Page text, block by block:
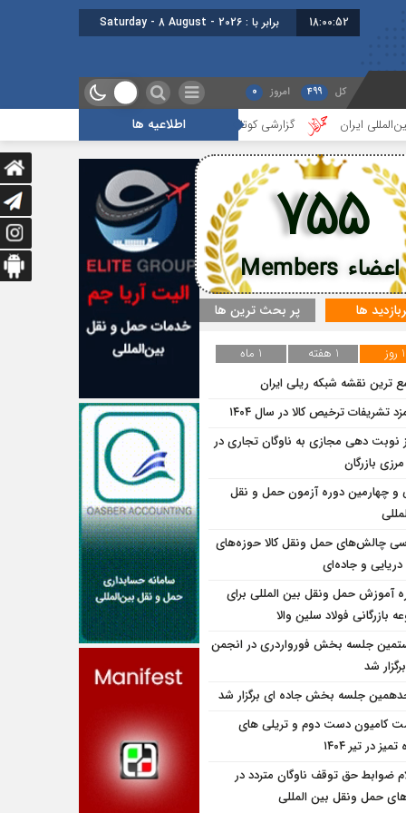
18:00:52 برابر با : Saturday - 8 August - 2026
کل 499 امروز 0
اطلاعیه هاگزارشی کوتاه از جلسه بخش مالیاتی
اعضاء Members
755
ها پر بحث ترین ها
1 روز 1 هفته
1 ماه
ترین نقشه شبکه ریلی ایران
تشریفات ترخیص کالا در سال ۱۴۰۴
نوبت دهی مجازی به ناوگان تجاری در
مرزی بازرگان
چهارمین دوره آزمون حمل و نقل
چالش‌های حمل ونقل کالا حوزه‌های
دریایی و جاده‌ای
آموزش حمل ونقل بین المللی برای
بازرگانی فولاد سلین والا
جلسه بخش فورواردری در انجمن
شد
جلسه بخش جاده ای برگزار شد
کامیون دست دوم و تریلی‌ های
در تیر ۱۴۰۴
ضوابط حق توقف ناوگان متردد در
حمل ونقل بين المللى